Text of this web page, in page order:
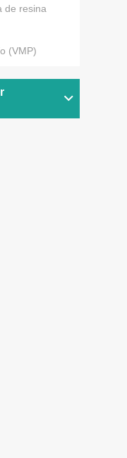
de resina
(VMP)